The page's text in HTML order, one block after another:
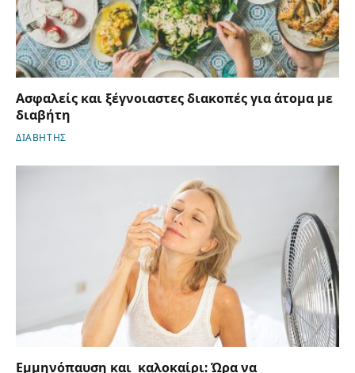
Ασφαλείς και ξέγνοιαστες διακοπές για άτομα με
διαβήτη
ΔΙΑΒΗΤΗΣ
Εμμηνόπαυση και καλοκαίρι: Ώρα να